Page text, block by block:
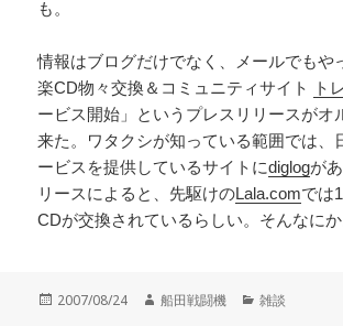
も。
情報はブログだけでなく、メールでもや
楽CD物々交換＆コミュニティサイト
ト
ービス開始」というプレスリリースがオ
来た。ワタクシが知っている範囲では、
ービスを提供しているサイトにdiglogが
リースによると、先駆けのLala.comでは
CDが交換されているらしい。そんなにか
投
2007/08/24
作
船田戦闘機
カ
雑談